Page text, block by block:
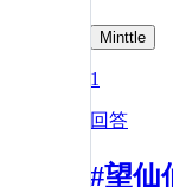
Minttle
1
回答
#望仙